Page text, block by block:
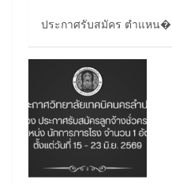
ประกาศรับสมัคร ตำแหน�